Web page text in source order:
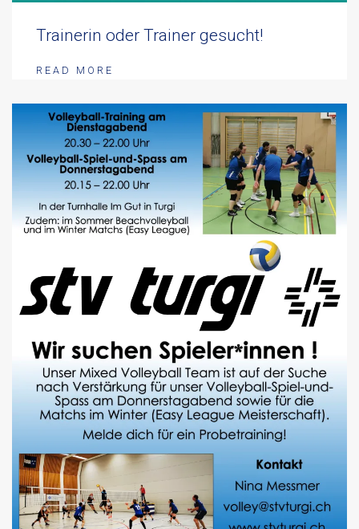
Trainerin oder Trainer gesucht!
READ MORE